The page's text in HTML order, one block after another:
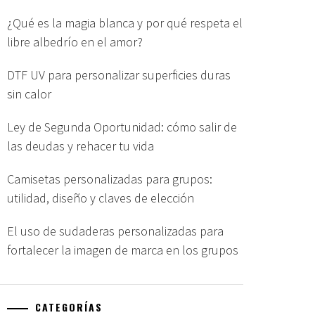
¿Qué es la magia blanca y por qué respeta el
libre albedrío en el amor?
DTF UV para personalizar superficies duras
sin calor
Ley de Segunda Oportunidad: cómo salir de
las deudas y rehacer tu vida
Camisetas personalizadas para grupos:
utilidad, diseño y claves de elección
El uso de sudaderas personalizadas para
fortalecer la imagen de marca en los grupos
CATEGORÍAS